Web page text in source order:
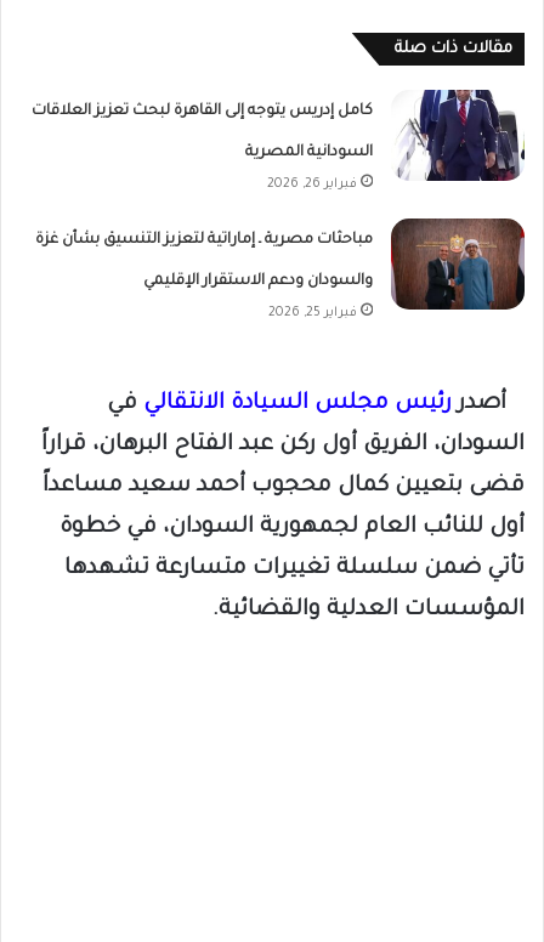
مقالات ذات صلة
كامل إدريس يتوجه إلى القاهرة لبحث تعزيز العلاقات
السودانية المصرية
فبراير 26, 2026
مباحثات مصرية ـ إماراتية لتعزيز التنسيق بشأن غزة
والسودان ودعم الاستقرار الإقليمي
فبراير 25, 2026
أصدر رئيس مجلس السيادة الانتقالي في
السودان، الفريق أول ركن عبد الفتاح البرهان، قراراً
قضى بتعيين كمال محجوب أحمد سعيد مساعداً
أول للنائب العام لجمهورية السودان، في خطوة
تأتي ضمن سلسلة تغييرات متسارعة تشهدها
المؤسسات العدلية والقضائية.